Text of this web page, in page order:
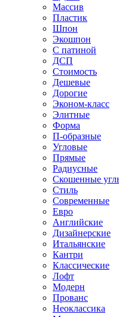
Массив
Пластик
Шпон
Экошпон
С патиной
ДСП
Стоимость
Дешевые
Дорогие
Эконом-класс
Элитные
Форма
П-образные
Угловые
Прямые
Радиусные
Скошенные
Стиль
Современные
Евро
Английские
Дизайнерские
Итальянские
Кантри
Классические
Лофт
Модерн
Прованс
Неоклассика